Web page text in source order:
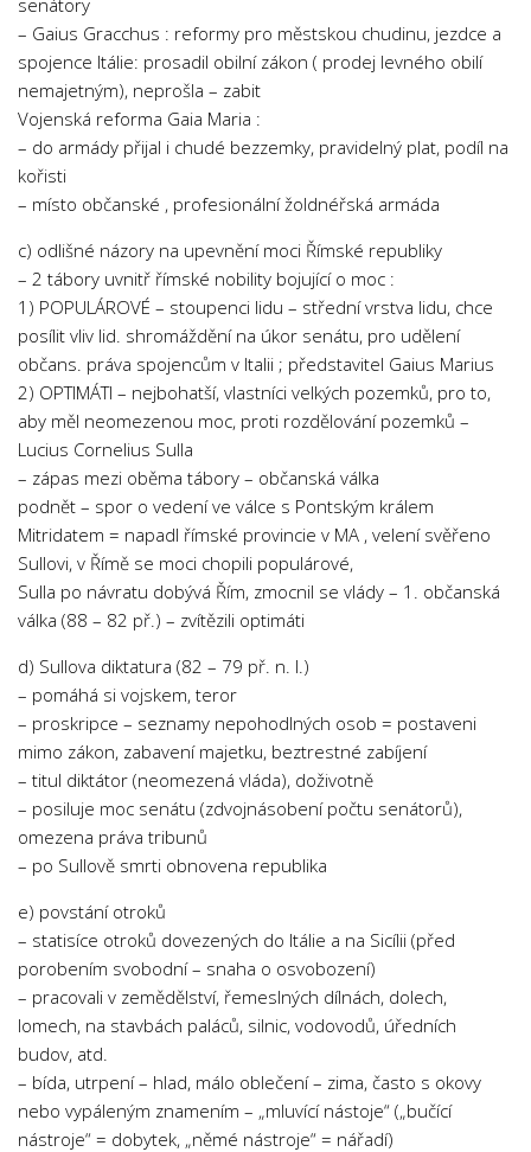
senátory
– Gaius Gracchus : reformy pro městskou chudinu, jezdce a
spojence Itálie: prosadil obilní zákon ( prodej levného obilí
nemajetným), neprošla – zabit
Vojenská reforma Gaia Maria :
– do armády přijal i chudé bezzemky, pravidelný plat, podíl na
kořisti
– místo občanské , profesionální žoldnéřská armáda
c) odlišné názory na upevnění moci Římské republiky
– 2 tábory uvnitř římské nobility bojující o moc :
1) POPULÁROVÉ – stoupenci lidu – střední vrstva lidu, chce
posílit vliv lid. shromáždění na úkor senátu, pro udělení
občans. práva spojencům v Italii ; představitel Gaius Marius
2) OPTIMÁTI – nejbohatší, vlastníci velkých pozemků, pro to,
aby měl neomezenou moc, proti rozdělování pozemků –
Lucius Cornelius Sulla
– zápas mezi oběma tábory – občanská válka
podnět – spor o vedení ve válce s Pontským králem
Mitridatem = napadl římské provincie v MA , velení svěřeno
Sullovi, v Římě se moci chopili populárové,
Sulla po návratu dobývá Řím, zmocnil se vlády – 1. občanská
válka (88 – 82 př.) – zvítězili optimáti
d) Sullova diktatura (82 – 79 př. n. l.)
– pomáhá si vojskem, teror
– proskripce – seznamy nepohodlných osob = postaveni
mimo zákon, zabavení majetku, beztrestné zabíjení
– titul diktátor (neomezená vláda), doživotně
– posiluje moc senátu (zdvojnásobení počtu senátorů),
omezena práva tribunů
– po Sullově smrti obnovena republika
e) povstání otroků
– statisíce otroků dovezených do Itálie a na Sicílii (před
porobením svobodní – snaha o osvobození)
– pracovali v zemědělství, řemeslných dílnách, dolech,
lomech, na stavbách paláců, silnic, vodovodů, úředních
budov, atd.
– bída, utrpení – hlad, málo oblečení – zima, často s okovy
nebo vypáleným znamením – „mluvící nástoje“ („bučící
nástroje“ = dobytek, „němé nástroje“ = nářadí)